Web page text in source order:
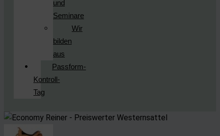
und
Seminare
Wir
bilden
aus
Passform-
Kontroll-
Tag